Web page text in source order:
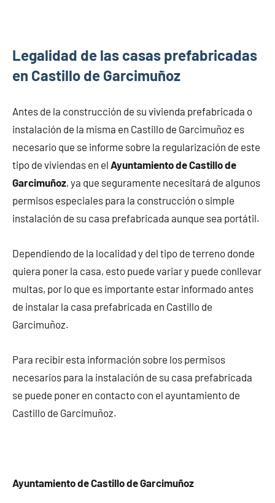
Legalidad de las casas prefabricadas
en Castillo de Garcimuñoz
Antes de la construcción de su vivienda prefabricada o
instalación de la misma en Castillo de Garcimuñoz es
necesario que se informe sobre la regularización de este
tipo de viviendas en el Ayuntamiento de Castillo de
Garcimuñoz, ya que seguramente necesitará de algunos
permisos especiales para la construcción o simple
instalación de su casa prefabricada aunque sea portátil.
Dependiendo de la localidad y del tipo de terreno donde
quiera poner la casa, esto puede variar y puede conllevar
multas, por lo que es importante estar informado antes
de instalar la casa prefabricada en Castillo de
Garcimuñoz.
Para recibir esta información sobre los permisos
necesarios para la instalación de su casa prefabricada
se puede poner en contacto con el ayuntamiento de
Castillo de Garcimuñoz.
Ayuntamiento de Castillo de Garcimuñoz